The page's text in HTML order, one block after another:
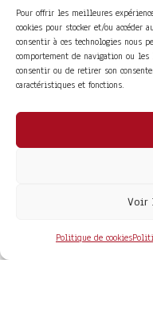
Pour offrir les meilleures
cookies pour stocker et/ou accéder
consentir à ces technologies nous
comportement de navigation ou
consentir ou de retirer son
caractéristiques et fonctions.
Voir
Politique de cookies
Conditions
Mentions Légales